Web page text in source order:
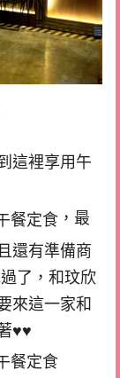
這裡享用午
，最
還有準備商
了，和玟欣
來這一家和
♥♥